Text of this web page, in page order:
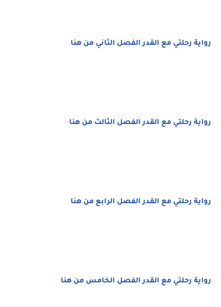
رواية رحلتي مع القدر الفصل الثاني من هنا
رواية رحلتي مع القدر الفصل الثالث من هنا
رواية رحلتي مع القدر الفصل الرابع من هنا
رواية رحلتي مع القدر الفصل الخامس من هنا